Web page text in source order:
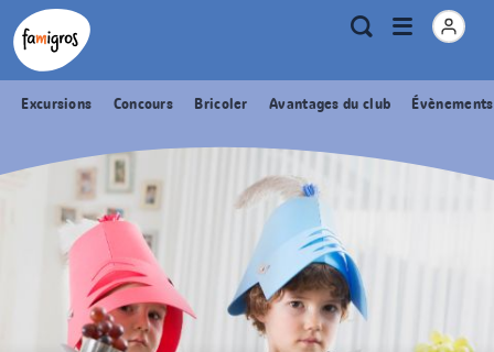
Signets
de
navigation
Header
Logo Métanavigation
RechercheOuvrir
Excursions Concours Bricoler Avantages du club